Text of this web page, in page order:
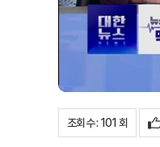
조회수 : 101 회